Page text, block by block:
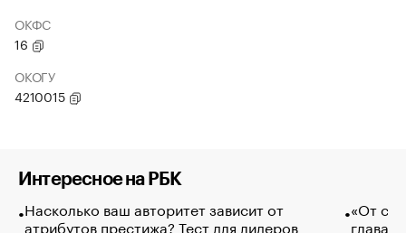
ОКФС
16
ОКОГУ
4210015
Интересное на РБК
Насколько ваш авторитет зависит от
атрибутов престижа? Тест для лидеров
«От
глава